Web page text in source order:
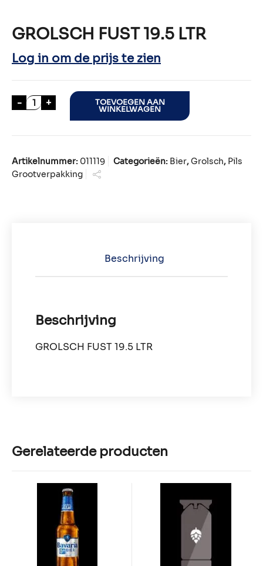
GROLSCH FUST 19.5 LTR
Log in om de prijs te zien
- GROLSCH FUST 19.5 LTR aantal
+ TOEVOEGEN AAN
WINKELWAGEN
Artikelnummer: 011119 Categorieën: Bier,Grolsch, Pils
Grootverpakking
Beschrijving
Beschrijving
GROLSCH FUST 19.5 LTR
Gerelateerde producten